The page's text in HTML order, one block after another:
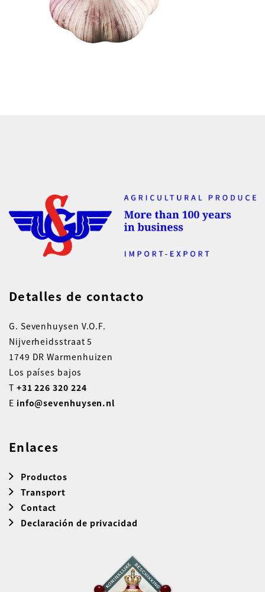
Detalles de contacto
G. Sevenhuysen V.O.F.
Nijverheidsstraat 5
1749 DR Warmenhuizen
Los países bajos
T +31 226 320 224
E info@sevenhuysen.nl
Enlaces
Productos
Transport
Contact
Declaración de privacidad